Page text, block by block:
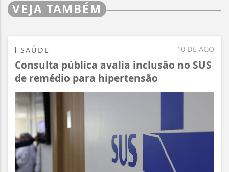
VEJA TAMBÉM
10 DE AGO
SAÚDE
Consulta pública avalia inclusão no SUS
de remédio para hipertensão